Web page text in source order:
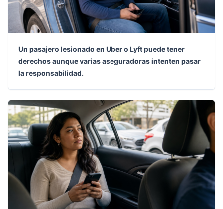
Un pasajero lesionado en Uber o Lyft puede tener
derechos aunque varias aseguradoras intenten pasar
la responsabilidad.